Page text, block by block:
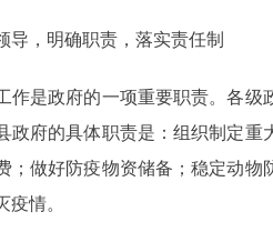
民服务
介服务
，明确职责，落实责任制
是政府的一项重要职责。各级
政府的具体职责是：组织制定
；做好防疫物资储备；稳定动
疫情。